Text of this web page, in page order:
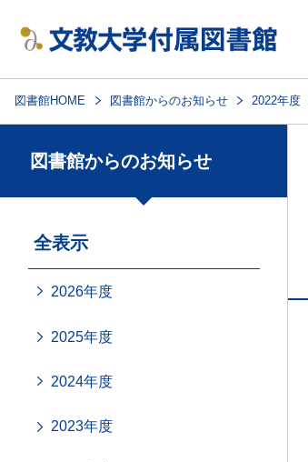
図書館HOME 図書館からのお知らせ 2022年度
図書館からのお知らせ
全表示
2026年度
2025年度
2024年度
2023年度